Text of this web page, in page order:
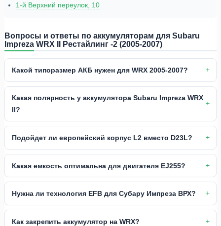
1-й Верхний переулок, 10
Вопросы и ответы по аккумуляторам для Subaru
Impreza WRX II Рестайлинг -2 (2005-2007)
Какой типоразмер АКБ нужен для WRX 2005-2007?
Какая полярность у аккумулятора Subaru Impreza WRX
II?
Подойдет ли европейский корпус L2 вместо D23L?
Какая емкость оптимальна для двигателя EJ255?
Нужна ли технология EFB для Субару Импреза ВРХ?
Как закрепить аккумулятор на WRX?